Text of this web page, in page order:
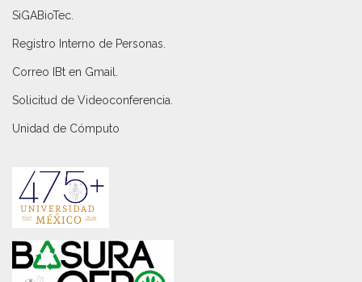
SiGABioTec.
Registro Interno de Personas
Correo IBt en Gmail
Solicitud de Videoconferencia.
Unidad de Cómputo